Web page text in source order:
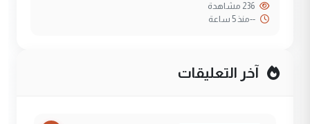
--منذ 5 ساعة
آخر التعليقات